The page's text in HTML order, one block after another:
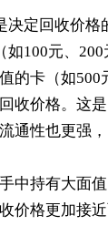
决定回收价格
如100元、
的卡（如500
收价格。这
通性也更强
中持有大面
价格更加接